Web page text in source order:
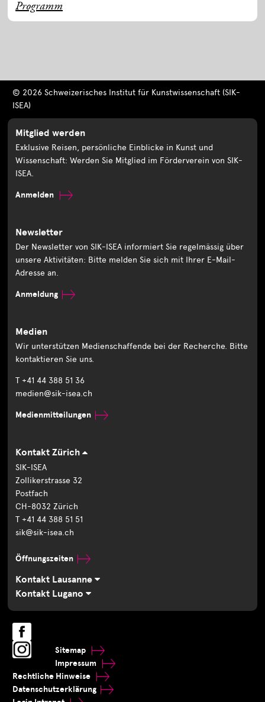
Programm
© 2026 Schweizerisches Institut für Kunstwissenschaft (SIK-
ISEA)
Mitglied werden
Exklusive Reisen, persönliche Einblicke in Kunst und
Wissenschaft: Werden Sie Mitglied im Förderverein von SIK-
ISEA.
Anmelden
Newsletter
Der Newsletter von SIK-ISEA informiert Sie regelmässig über
unsere Aktivitäten: Bitte melden Sie sich mit Ihrer E-Mail-
Adresse an.
Anmeldung
Medien
Wir unterstützen Medienschaffende bei der Recherche. Bitte
kontaktieren Sie uns.
T +41 44 388 51 36
medien@sik-isea.ch
Medienmitteilungen
Kontakt Zürich
SIK-ISEA
Zollikerstrasse 32
Postfach
CH-8032 Zürich
T +41 44 388 51 51
sik@sik-isea.ch
Öffnungszeiten
Kontakt Lausanne
Kontakt Lugano
Sitemap
Impressum
Rechtliche Hinweise
Datenschutzerklärung